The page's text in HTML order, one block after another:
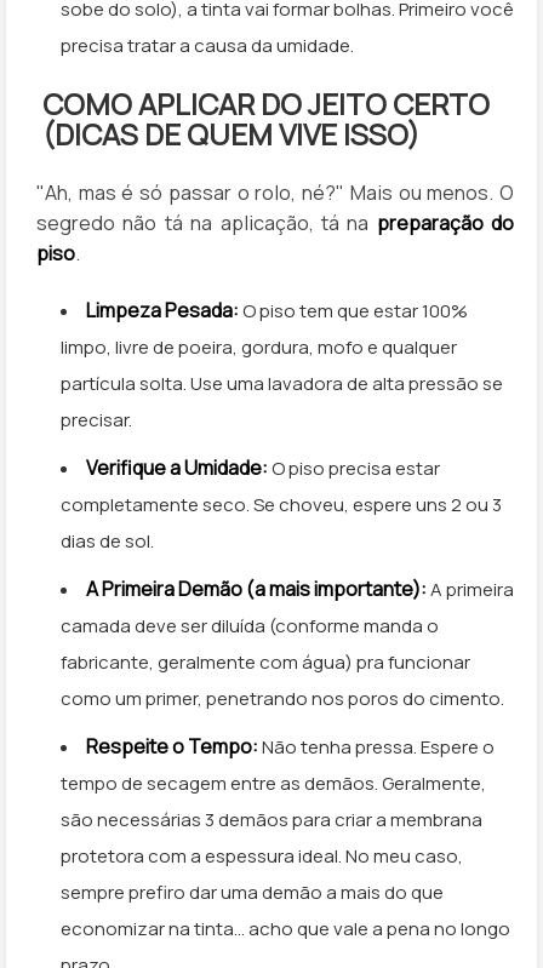
sobe do solo), a tinta vai formar bolhas. Primeiro você
precisa tratar a causa da umidade.
COMO APLICAR DO JEITO CERTO
(DICAS DE QUEM VIVE ISSO)
"Ah, mas é só passar o rolo, né?" Mais ou menos. O
segredo não tá na aplicação, tá na preparação do
piso.
Limpeza Pesada:O piso tem que estar 100%
limpo, livre de poeira, gordura, mofo e qualquer
partícula solta. Use uma lavadora de alta pressão se
precisar.
Verifique a Umidade:O piso precisa estar
completamente seco. Se choveu, espere uns 2 ou 3
dias de sol.
A Primeira Demão (a mais importante):A primeira
camada deve ser diluída (conforme manda o
fabricante, geralmente com água) pra funcionar
como um primer, penetrando nos poros do cimento.
Respeite o Tempo:Não tenha pressa. Espere o
tempo de secagem entre as demãos. Geralmente,
são necessárias 3 demãos para criar a membrana
protetora com a espessura ideal. No meu caso,
sempre prefiro dar uma demão a mais do que
economizar na tinta… acho que vale a pena no longo